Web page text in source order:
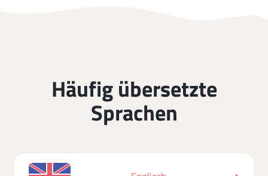
Häufig übersetzte
Sprachen